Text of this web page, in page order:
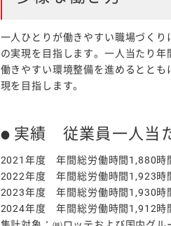
一人ひとりが働きやすい職場づく
の実現を目指します。一人当たり
働きやすい環境整備を進めるとと
現を目指します。
実績 従業員一人当
2021年度 年間総労働時間1,880時
2022年度 年間総労働時間1,923時
2023年度 年間総労働時間1,930時
2024年度 年間総労働時間1,912時